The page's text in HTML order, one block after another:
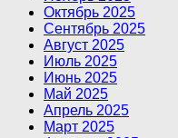
Октябрь 2025
Сентябрь 2025
Август 2025
Июль 2025
Июнь 2025
Май 2025
Апрель 2025
Март 2025